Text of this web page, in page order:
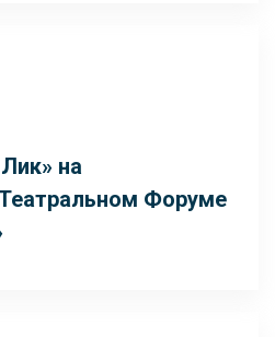
на
Форуме